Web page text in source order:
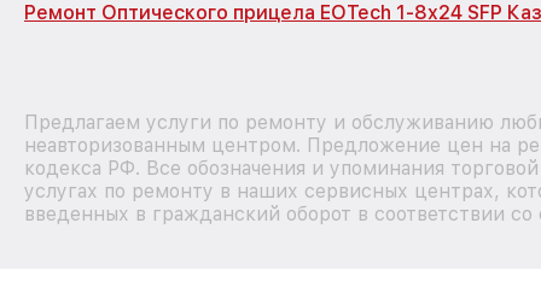
Ремонт Оптического прицела EOTech 1-8x24 SFP
Предлагаем услуги по ремонту и обслуживанию
неавторизованным центром. Предложение цен на
кодекса РФ. Все обозначения и упоминания
услугах по ремонту в наших сервисных центрах,
введенных в гражданский оборот в соответствии